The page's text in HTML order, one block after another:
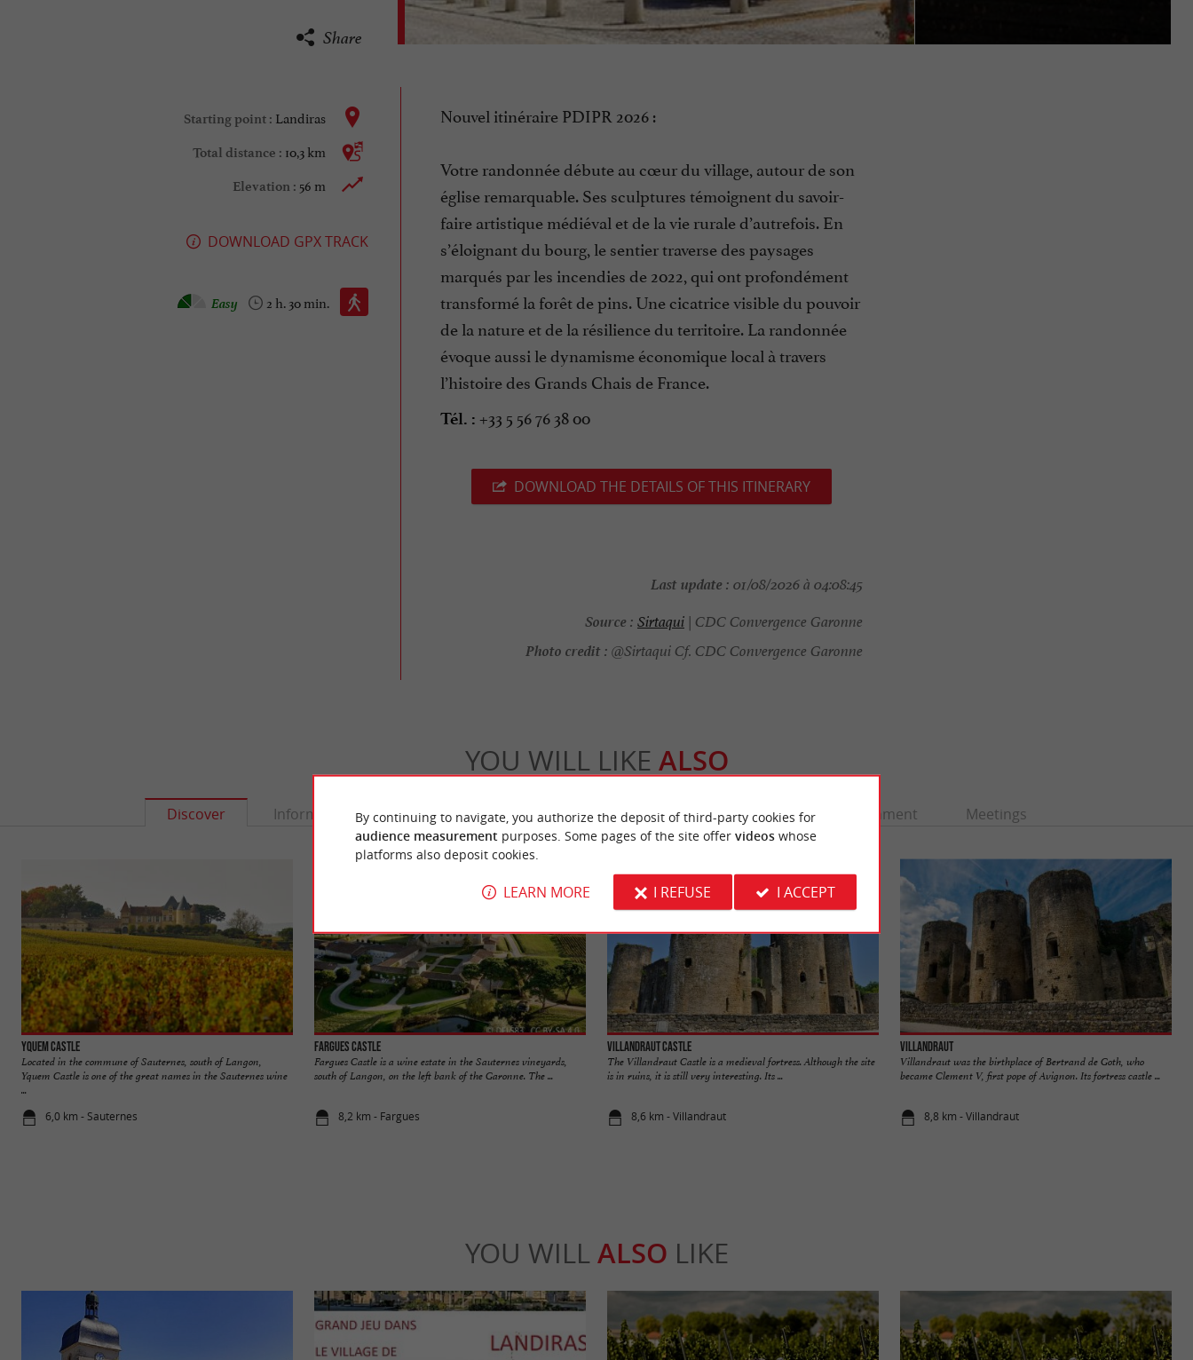
Share
Starting point : Landiras
Total distance : 10,3 km
Elevation : 56 m
DOWNLOAD GPX TRACK
Walking :
2 h. 30 min.
Easy
Nouvel itinéraire PDIPR 2026 :
Votre randonnée débute au cœur du village, autour de son
église remarquable. Ses sculptures témoignent du savoir-
faire artistique médiéval et de la vie rurale d’autrefois. En
s’éloignant du bourg, le sentier traverse des paysages
marqués par les incendies de 2022, qui ont profondément
transformé la forêt de pins. Une cicatrice visible du pouvoir
de la nature et de la résilience du territoire. La randonnée
évoque aussi le dynamisme économique local à travers
l’histoire des Grands Chais de France.
Tél. : +33 5 56 76 38 00
DOWNLOAD THE DETAILS OF THIS ITINERARY
Last update : 01/08/2026 à 04:08:45
Source : Sirtaqui| CDC Convergence Garonne
Photo credit : @Sirtaqui Cf. CDC Convergence Garonne
YOU WILL LIKE ALSO
Discover Information Accommodation Eating & Drinking Tasting Entertainment Meetings
Yquem Castle
Located in the commune of Sauternes, south of Langon,
Yquem Castle is one of the great names in the Sauternes wine
...
6,0 km - Sauternes
Fargues Castle
Fargues Castle is a wine estate in the Sauternes vineyards,
south of Langon, on the left bank of the Garonne. The ...
8,2 km - Fargues
Villandraut Castle
The Villandraut Castle is a medieval fortress. Although the site
is in ruins, it is still very interesting. Its ...
8,6 km - Villandraut
Villandraut
Villandraut was the birthplace of Bertrand de Goth, who
became Clement V, first pope of Avignon. Its fortress castle ...
8,8 km - Villandraut
YOU WILL ALSO LIKE
By continuing to navigate, you authorize the deposit of third-party cookies for
audience measurement purposes. Some pages of the site offer videoswhose
platforms also deposit cookies.
LEARN MORE I REFUSE I ACCEPT